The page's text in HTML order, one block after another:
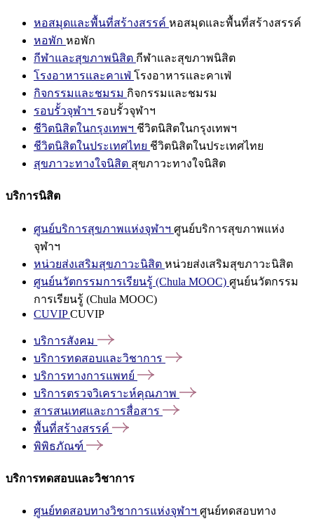
หอสมุดและพื้นที่สร้างสรรค์ หอสมุดและพื้นที่สร้างสรรค์
หอพัก หอพัก
กีฬาและสุขภาพนิสิต กีฬาและสุขภาพนิสิต
โรงอาหารและคาเฟ่ โรงอาหารและคาเฟ่
กิจกรรมและชมรม กิจกรรมและชมรม
รอบรั้วจุฬาฯ รอบรั้วจุฬาฯ
ชีวิตนิสิตในกรุงเทพฯ ชีวิตนิสิตในกรุงเทพฯ
ชีวิตนิสิตในประเทศไทย ชีวิตนิสิตในประเทศไทย
สุขภาวะทางใจนิสิต สุขภาวะทางใจนิสิต
บริการนิสิต
ศูนย์บริการสุขภาพแห่งจุฬาฯ ศูนย์บริการสุขภาพแห่ง
จุฬาฯ
หน่วยส่งเสริมสุขภาวะนิสิต หน่วยส่งเสริมสุขภาวะนิสิต
ศูนย์นวัตกรรมการเรียนรู้ (Chula MOOC) ศูนย์นวัตกรรม
การเรียนรู้ (Chula MOOC)
CUVIPCUVIP
บริการสังคม
บริการทดสอบและวิชาการ
บริการทางการแพทย์
บริการตรวจวิเคราะห์คุณภาพ
สารสนเทศและการสื่อสาร
พื้นที่สร้างสรรค์
พิพิธภัณฑ์
บริการทดสอบและวิชาการ
ศูนย์ทดสอบทางวิชาการแห่งจุฬาฯ ศูนย์ทดสอบทาง